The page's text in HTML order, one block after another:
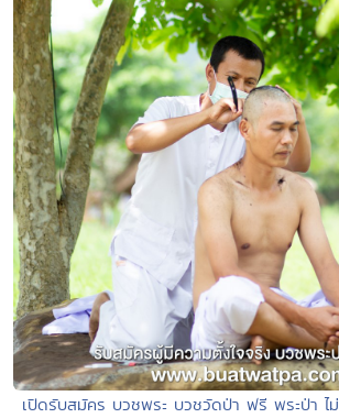
เปิดรับสมัคร บวชพระ บวชวัดป่า ฟรี พระป่า ไ